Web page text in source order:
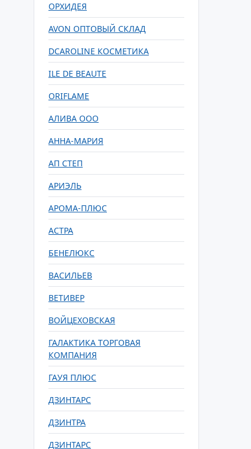
ОРХИДЕЯ
AVON ОПТОВЫЙ СКЛАД
DСAROLINE КОСМЕТИКА
ILE DE BEAUTE
ORIFLAME
АЛИВА ООО
АННА-МАРИЯ
АП СТЕП
АРИЭЛЬ
АРОМА-ПЛЮС
АСТРА
БЕНЕЛЮКС
ВАСИЛЬЕВ
ВЕТИВЕР
ВОЙЦЕХОВСКАЯ
ГАЛАКТИКА ТОРГОВАЯ
КОМПАНИЯ
ГАУЯ ПЛЮС
ДЗИНТАРС
ДЗИНТРА
ДЗИНТАРС